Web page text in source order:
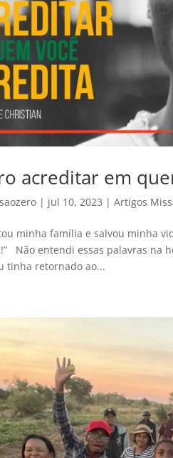
acreditar em
| jul 10, 2023 |Artigos
minha família e salvou minha
Não entendi essas palavras na
tinha retornado ao...